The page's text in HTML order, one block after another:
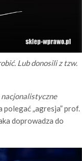
Lub donosili z tzw.
polegać „agresja” prof.
doprowadza do